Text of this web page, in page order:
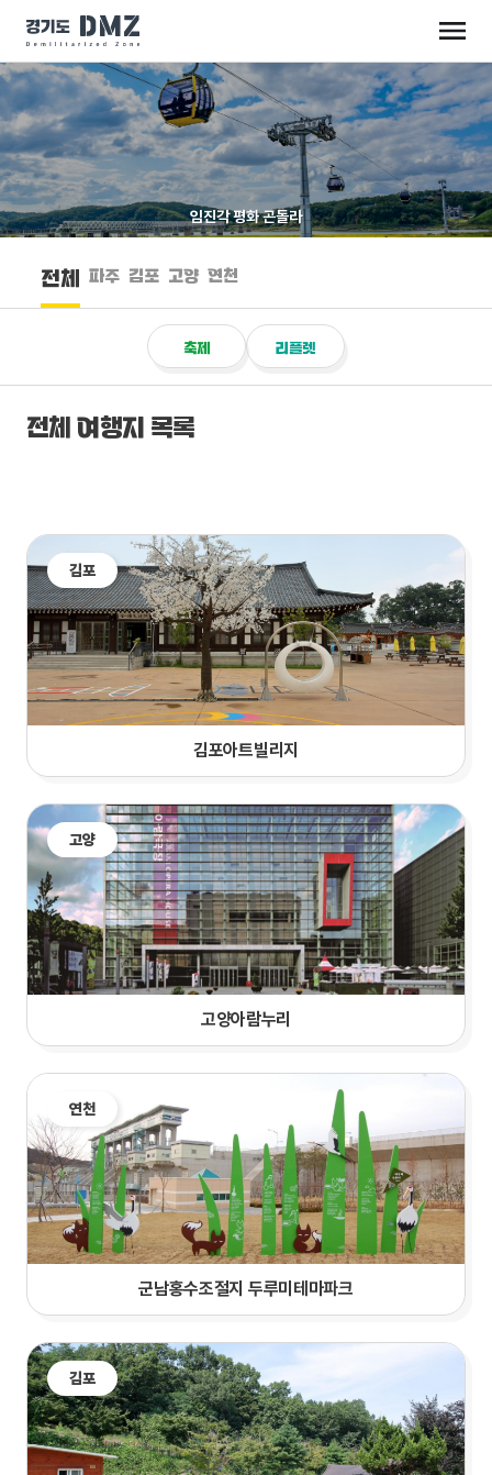
임진각 평화 곤돌라
전체 파주 김포 고양 연천
축제 리플렛
전체 여행지 목록
김포
김포아트빌리지
고양
고양아람누리
연천
군남홍수조절지 두루미테마파크
김포